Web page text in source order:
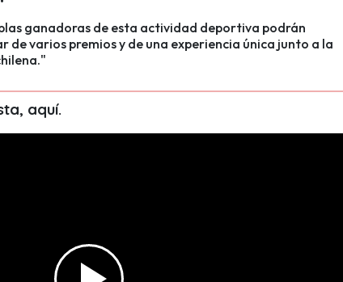
ganadoras de esta actividad deportiva podrán
de varios premios y de una experiencia única junto a la
aquí.